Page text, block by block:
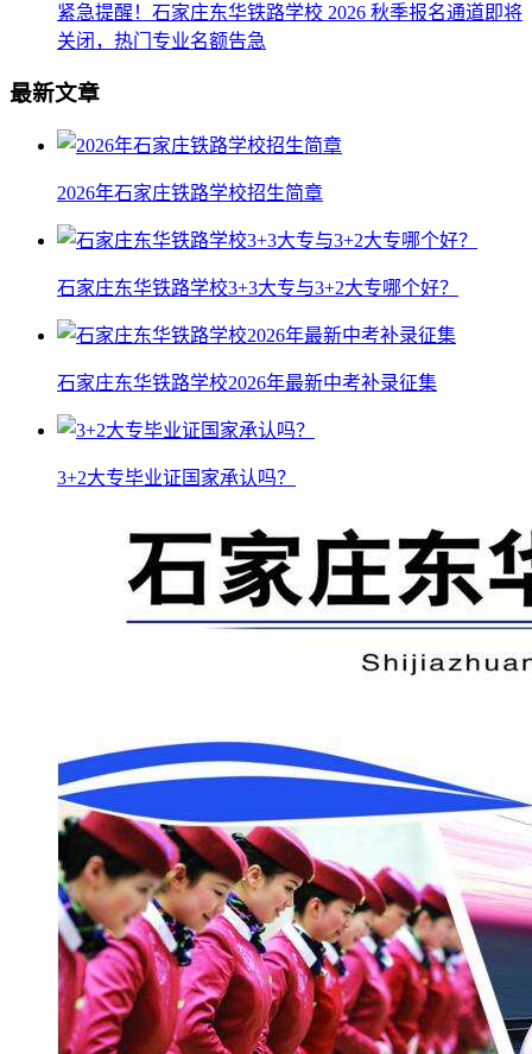
紧急提醒！石家庄东华铁路学校 2026 秋季报名通道即将
关闭，热门专业名额告急
最新文章
2026年石家庄铁路学校招生简章
石家庄东华铁路学校3+3大专与3+2大专哪个好？
石家庄东华铁路学校2026年最新中考补录征集
3+2大专毕业证国家承认吗？